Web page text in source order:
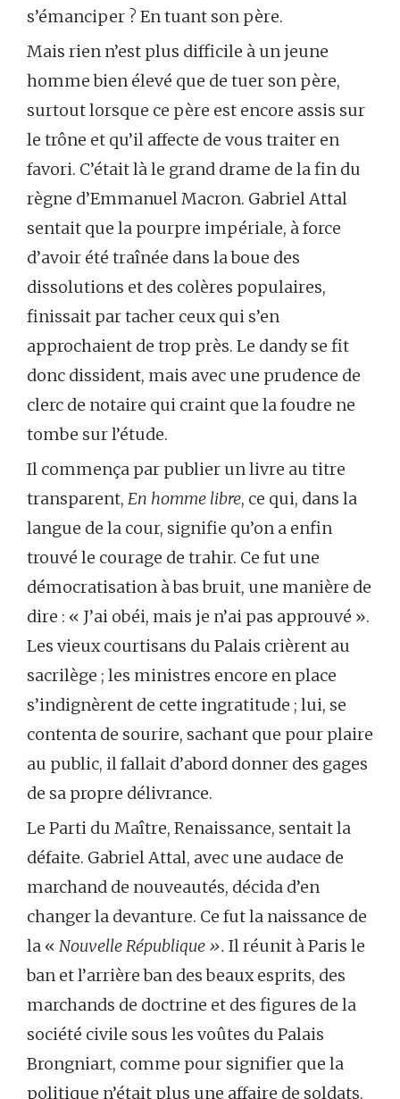
s’émanciper ? En tuant son père.
Mais rien n’est plus difficile à un jeune
homme bien élevé que de tuer son père,
surtout lorsque ce père est encore assis sur
le trône et qu’il affecte de vous traiter en
favori. C’était là le grand drame de la fin du
règne d’Emmanuel Macron. Gabriel Attal
sentait que la pourpre impériale, à force
d’avoir été traînée dans la boue des
dissolutions et des colères populaires,
finissait par tacher ceux qui s’en
approchaient de trop près. Le dandy se fit
donc dissident, mais avec une prudence de
clerc de notaire qui craint que la foudre ne
tombe sur l’étude.
Il commença par publier un livre au titre
transparent, En homme libre, ce qui, dans la
langue de la cour, signifie qu’on a enfin
trouvé le courage de trahir. Ce fut une
démocratisation à bas bruit, une manière de
dire : « J’ai obéi, mais je n’ai pas approuvé ».
Les vieux courtisans du Palais crièrent au
sacrilège ; les ministres encore en place
s’indignèrent de cette ingratitude ; lui, se
contenta de sourire, sachant que pour plaire
au public, il fallait d’abord donner des gages
de sa propre délivrance.
Le Parti du Maître, Renaissance, sentait la
défaite. Gabriel Attal, avec une audace de
marchand de nouveautés, décida d’en
changer la devanture. Ce fut la naissance de
la « Nouvelle République ». Il réunit à Paris le
ban et l’arrière ban des beaux esprits, des
marchands de doctrine et des figures de la
société civile sous les voûtes du Palais
Brongniart, comme pour signifier que la
politique n’était plus une affaire de soldats,